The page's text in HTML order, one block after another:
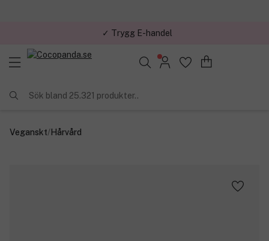
✓ Trygg E-handel
Sök bland 25.321 produkter..
Veganskt/Hårvård